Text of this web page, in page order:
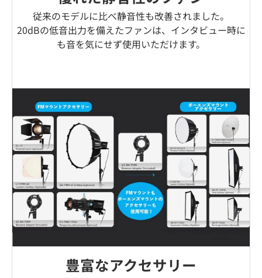
従来のモデルに比べ静音性も改善されました。
20dBの低音出力を備えたファンは、インタビュー時に
も音を気にせず使用いただけます。
豊富なアクセサリー